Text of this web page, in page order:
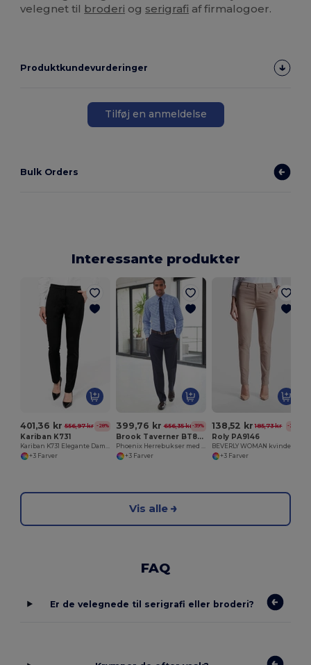
velegnet til broderi og serigrafi af firmalogoer.
Produktkundevurderinger
Tilføj en anmeldelse
Bulk Orders
Interessante produkter
401,36 kr 556,97 kr -28%
Kariban K731
+3 Farver
399,76 kr 656,35 kr -39%
Brook Taverner BT8755
+3 Farver
138,52 kr 185,73 kr -25%
Roly PA9146
+3 Farver
Vis alle
FAQ
Er de velegnede til serigrafi eller broderi?